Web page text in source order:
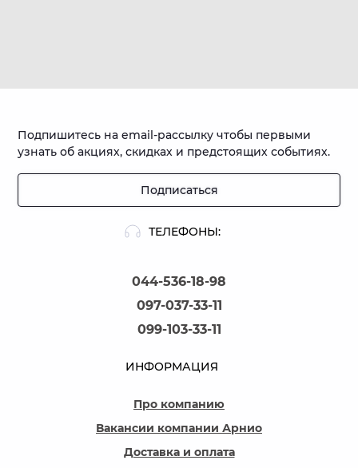
ТЕЛЕФОНЫ:
044-536-18-98
097-037-33-11
099-103-33-11
Подпишитесь на email-рассылку чтобы первыми
узнать об акциях, скидках и предстоящих событиях.
Подписаться
ИНФОРМАЦИЯ
Про компанию
Вакансии компании Арнио
Доставка и оплата